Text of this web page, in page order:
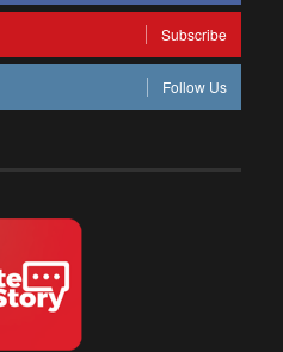
Subscribe
Follow Us